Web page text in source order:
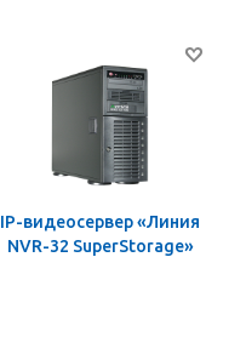
IP-видеосервер «Линия
NVR-32 SuperStorage»